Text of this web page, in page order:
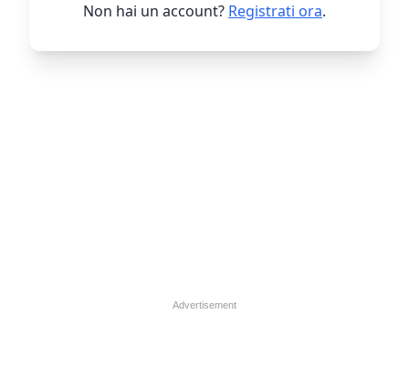
Non hai un account? Registrati ora.